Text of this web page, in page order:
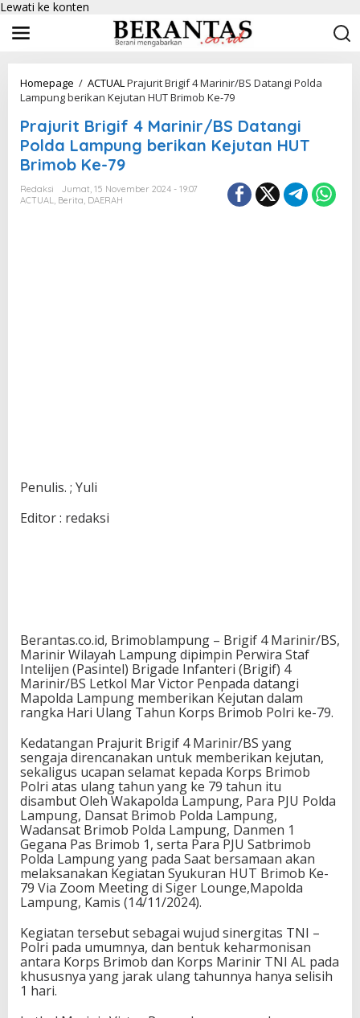
Lewati ke konten
Homepage / ACTUALPrajurit Brigif 4 Marinir/BS Datangi Polda
Lampung berikan Kejutan HUT Brimob Ke-79
Prajurit Brigif 4 Marinir/BS Datangi
Polda Lampung berikan Kejutan HUT
Brimob Ke-79
Redaksi
Jumat, 15 November 2024 - 19:07
ACTUAL, Berita, DAERAH
Penulis. ; Yuli
Editor : redaksi
Berantas.co.id, Brimoblampung – Brigif 4 Marinir/BS,
Marinir Wilayah Lampung dipimpin Perwira Staf
Intelijen (Pasintel) Brigade Infanteri (Brigif) 4
Marinir/BS Letkol Mar Victor Penpada datangi
Mapolda Lampung memberikan Kejutan dalam
rangka Hari Ulang Tahun Korps Brimob Polri ke-79.
Kedatangan Prajurit Brigif 4 Marinir/BS yang
sengaja direncanakan untuk memberikan kejutan,
sekaligus ucapan selamat kepada Korps Brimob
Polri atas ulang tahun yang ke 79 tahun itu
disambut Oleh Wakapolda Lampung, Para PJU Polda
Lampung, Dansat Brimob Polda Lampung,
Wadansat Brimob Polda Lampung, Danmen 1
Gegana Pas Brimob 1, serta Para PJU Satbrimob
Polda Lampung yang pada Saat bersamaan akan
melaksanakan Kegiatan Syukuran HUT Brimob Ke-
79 Via Zoom Meeting di Siger Lounge,Mapolda
Lampung, Kamis (14/11/2024).
Kegiatan tersebut sebagai wujud sinergitas TNI –
Polri pada umumnya, dan bentuk keharmonisan
antara Korps Brimob dan Korps Marinir TNI AL pada
khususnya yang jarak ulang tahunnya hanya selisih
1 hari.